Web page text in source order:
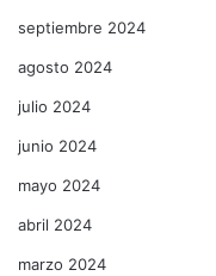
septiembre 2024
agosto 2024
julio 2024
junio 2024
mayo 2024
abril 2024
marzo 2024